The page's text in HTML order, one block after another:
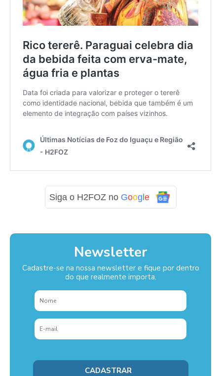
Siga o H2FOZ no Google
Newsletter
Cadastre-se na nossa newsletter e fique por dentro
do que realmente importa.